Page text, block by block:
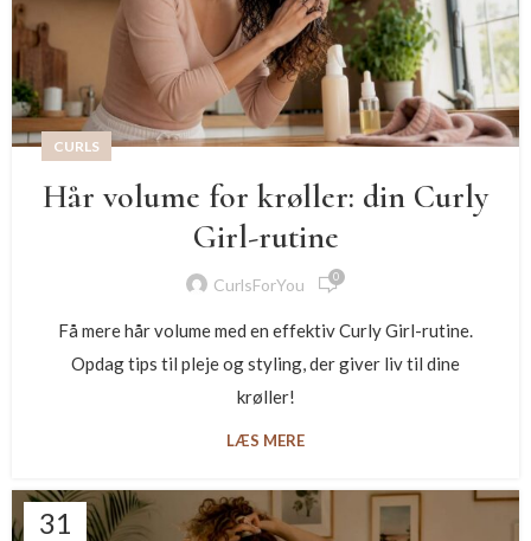
CURLS
Hår volume for krøller: din Curly
Girl-rutine
CurlsForYou 0
Få mere hår volume med en effektiv Curly Girl-rutine.
Opdag tips til pleje og styling, der giver liv til dine
krøller!
LÆS MERE
31